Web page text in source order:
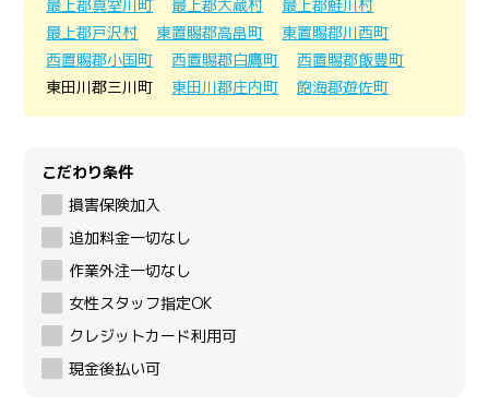
最上郡真室川町
最上郡大蔵村
最上郡鮭川村
最上郡戸沢村
東置賜郡高畠町
東置賜郡川西町
西置賜郡小国町
西置賜郡白鷹町
西置賜郡飯豊町
東田川郡三川町
東田川郡庄内町 飽海郡遊佐町
こだわり条件
損害保険加入
追加料金一切なし
作業外注一切なし
女性スタッフ指定OK
クレジットカード利用可
現金後払い可